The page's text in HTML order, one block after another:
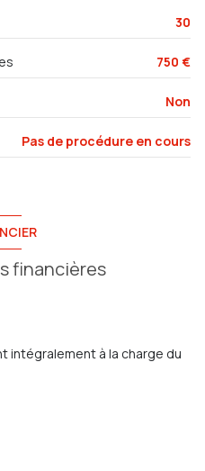
30
750 €
Non
Pas de procédure en cours
financières
intégralement à la charge du